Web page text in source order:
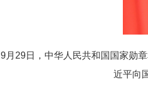
9月29日，中华人民共和国国家勋
近平向